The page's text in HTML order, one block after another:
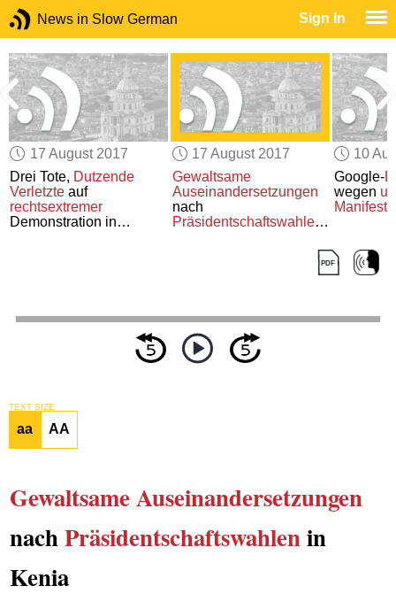
News in Slow German Sign In
17 August 2017
Drei Tote, Dutzende
Verletzte auf
rechtsextremer
Demonstration in
17 August 2017
Gewaltsame
Auseinandersetzungen
nach
Präsidentschaftswahlen
10
Google-
wegen
Manifests
TEXT SIZE
aa AA
Gewaltsame Auseinandersetzungen
nachPräsidentschaftswahlenin
Kenia